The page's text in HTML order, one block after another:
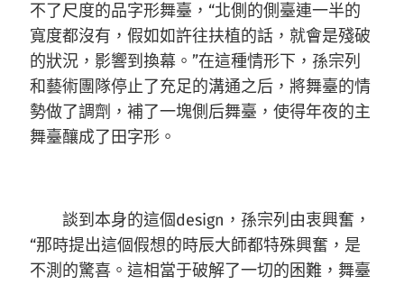
不了尺度的品字形舞臺，“北側的側臺連一半的
寬度都沒有，假如如許往扶植的話，就會是殘破
的狀況，影響到換幕。”在這種情形下，孫宗列
和藝術團隊停止了充足的溝通之后，將舞臺的情
勢做了調劑，補了一塊側后舞臺，使得年夜的主
舞臺釀成了田字形。
談到本身的這個design，孫宗列由衷興奮，
“那時提出這個假想的時辰大師都特殊興奮，是
不測的驚喜。這相當于破解了一切的困難，舞臺